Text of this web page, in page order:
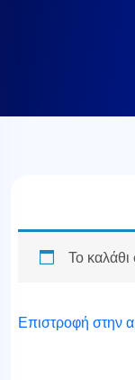
Το καλάθι
Επιστροφή στην